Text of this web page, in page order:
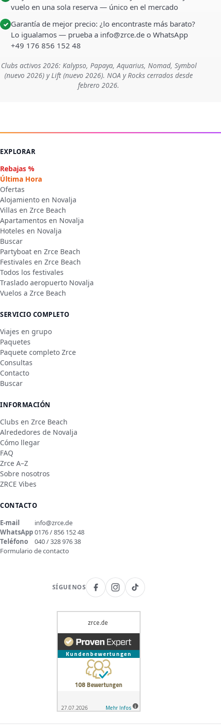
vuelo en una sola reserva — único en el mercado
✓ Garantía de mejor precio: ¿lo encontraste más barato?
Lo igualamos — prueba a info@zrce.de o WhatsApp
+49 176 856 152 48
Clubs activos 2026: Kalypso, Papaya, Aquarius, Nomad, Symbol
(nuevo 2026) y Lift (nuevo 2026). NOA y Rocks cerrados desde
febrero 2026.
EXPLORAR
Rebajas %
Última Hora
Ofertas
Alojamiento en Novalja
Villas en Zrce Beach
Apartamentos en Novalja
Hoteles en Novalja
Buscar
Partyboat en Zrce Beach
Festivales en Zrce Beach
Todos los festivales
Traslado aeropuerto Novalja
Vuelos a Zrce Beach
SERVICIO COMPLETO
Viajes en grupo
Paquetes
Paquete completo Zrce
Consultas
Contacto
Buscar
INFORMACIÓN
Clubs en Zrce Beach
Alrededores de Novalja
Cómo llegar
FAQ
Zrce A–Z
Sobre nosotros
ZRCE Vibes
CONTACTO
E-mail
info@zrce.de
WhatsApp0176 / 856 152 48
Teléfono
040 / 328 976 38
Formulario de contacto
SÍGUENOS